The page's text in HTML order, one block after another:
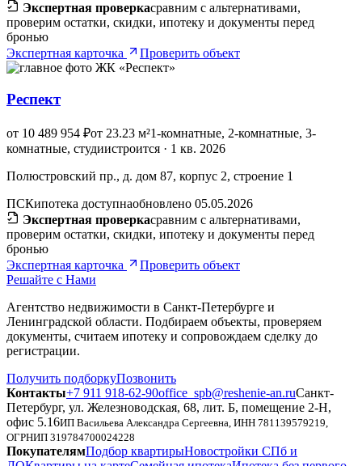
Экспертная проверкасравним с альтернативами,
проверим остатки, скидки, ипотеку и документы перед
бронью
Экспертная карточка
Проверить объект
Респект
от 10 489 954 ₽от 23.23 м²1-комнатные, 2-комнатные, 3-
комнатные, студиистроится · 1 кв. 2026
Полюстровский пр., д. дом 87, корпус 2, строение 1
ПСКипотека доступнаобновлено 05.05.2026
Экспертная проверкасравним с альтернативами,
проверим остатки, скидки, ипотеку и документы перед
бронью
Экспертная карточка
Проверить объект
Решайте с Нами
Агентство недвижимости в Санкт-Петербурге и
Ленинградской области. Подбираем объекты, проверяем
документы, считаем ипотеку и сопровождаем сделку до
регистрации.
Получить подборкуПозвонить
Контакты+7 911 918-62-90office_spb@reshenie-an.ruСанкт-
Петербург, ул. Железноводская, 68, лит. Б, помещение 2-Н,
офис 5.16ИП Васильева Александра Сергеевна , ИНН 781139579219
ОГРНИП 319784700024228
ПокупателямПодбор квартирыНовостройки СПб и